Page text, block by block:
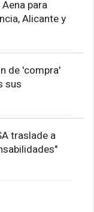
para
Alicante y
de 'compra'
sus
traslade a